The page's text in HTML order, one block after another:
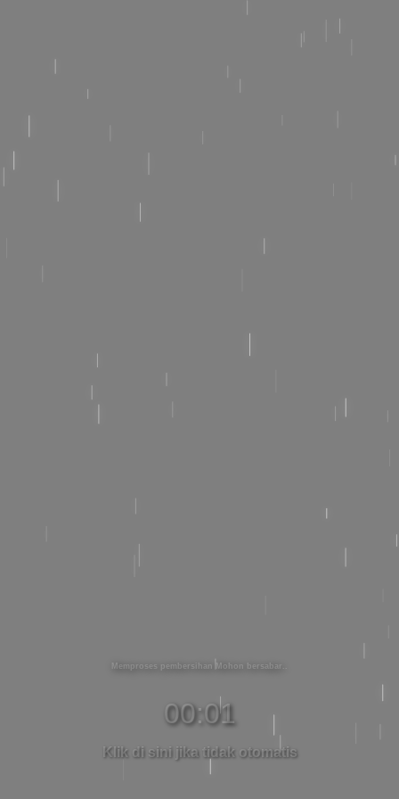
Memproses pembersihan Mohon bersabar
00:01
Klik di sini jika tidak otomatis